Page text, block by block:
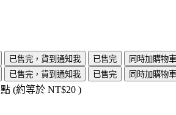
已售完，貨到通知我 已售完 同時加購物車
已售完，貨到通知我 已售完 同時加購物車
點 (約等於 NT$20 )